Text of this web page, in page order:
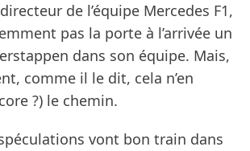
de l’équipe Mercedes F1,
pas la porte à l’arrivée un
dans son équipe. Mais,
comme il le dit, cela n’en
?) le chemin.
vont bon train dans